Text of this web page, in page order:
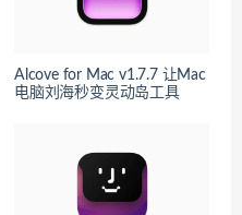
Alcove for Mac v1.7.7 让Mac
电脑刘海秒变灵动岛工具